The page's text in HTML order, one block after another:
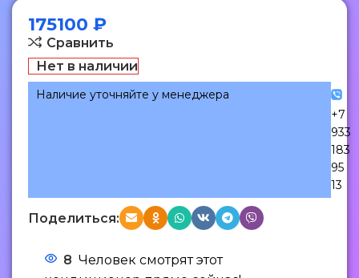
175100 ₽
Сравнить
Нет в наличии
Наличие уточняйте у менеджера
+7
933
183
95
13
Поделиться:
8 Человек смотрят этот